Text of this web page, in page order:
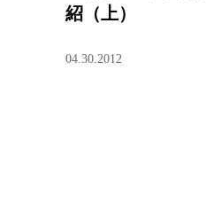
紹（上）
04.30.2012